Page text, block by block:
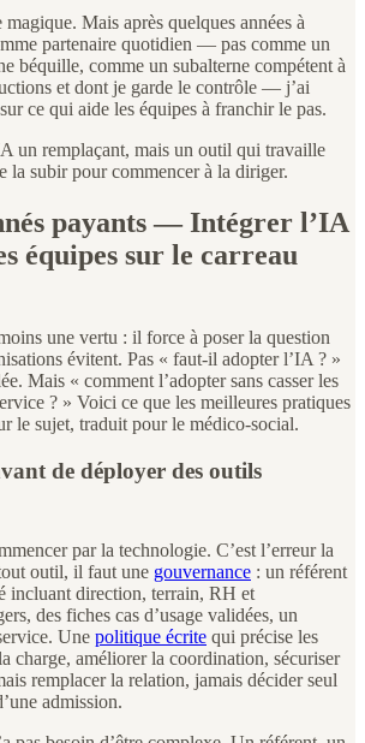
magique. Mais après quelques années à
partenaire quotidien — pas comme un
béquille, comme un subalterne compétent à
et dont je garde le contrôle — j’ai
ce qui aide les équipes à franchir le pas.
un remplaçant, mais un outil qui travaille
la subir pour commencer à la diriger.
payants — Intégrer l’IA
équipes sur le carreau
une vertu : il force à poser la question
évitent. Pas « faut-il adopter l’IA ? »
Mais « comment l’adopter sans casser les
? » Voici ce que les meilleures pratiques
le sujet, traduit pour le médico-social.
de déployer des outils
par la technologie. C’est l’erreur la
outil, il faut une gouvernance : un référent
incluant direction, terrain, RH et
des fiches cas d’usage validées, un
Une politique écrite qui précise les
charge, améliorer la coordination, sécuriser
remplacer la relation, jamais décider seul
admission.